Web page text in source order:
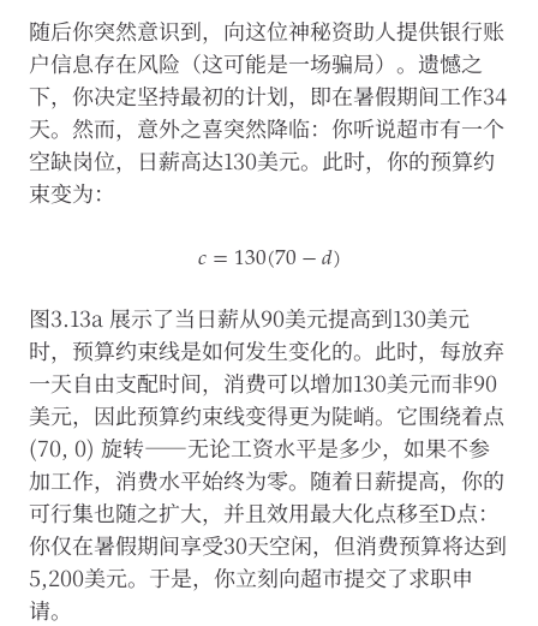
随后你突然意识到，向这位神秘资助人提供银行账
户信息存在风险（这可能是一场骗局）。遗憾之
下，你决定坚持最初的计划，即在暑假期间工作34
天。然而，意外之喜突然降临：你听说超市有一个
空缺岗位，日薪高达130美元。此时，你的预算约
束变为：
𝑐=130(70−𝑑)
c= 130(70 d)
图3.13a 展示了当日薪从90美元提高到130美元
时，预算约束线是如何发生变化的。此时，每放弃
一天自由支配时间，消费可以增加130美元而非90
美元，因此预算约束线变得更为陡峭。它围绕着点
(70, 0) 旋转——无论工资水平是多少，如果不参
加工作，消费水平始终为零。随着日薪提高，你的
可行集也随之扩大，并且效用最大化点移至D点：
你仅在暑假期间享受30天空闲，但消费预算将达到
5,200美元。于是，你立刻向超市提交了求职申
请。